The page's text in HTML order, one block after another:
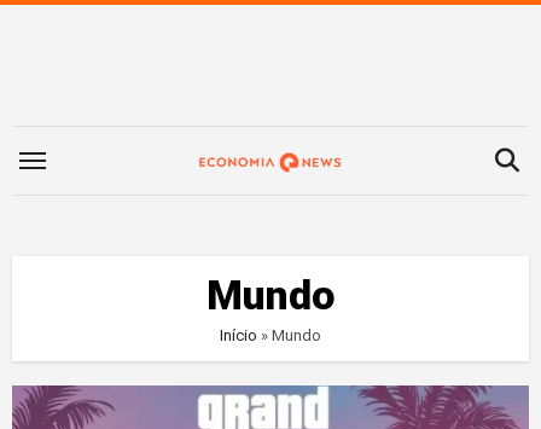
Mundo
Início » Mundo